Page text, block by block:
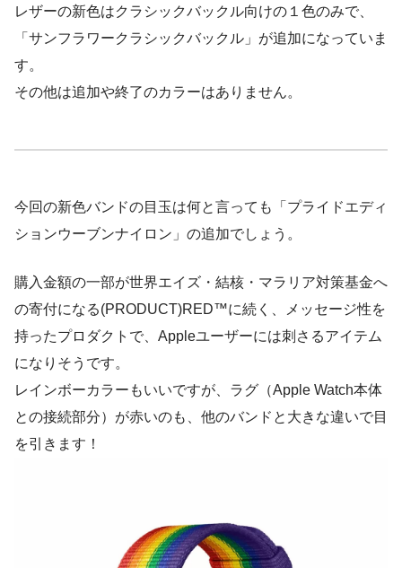
レザーの新色はクラシックバックル向けの１色のみで、
「サンフラワークラシックバックル」 が追加になっていま
す。
その他は追加や終了のカラーはありません。
今回の新色バンドの目玉は何と言っても「プライドエディ
ションウーブンナイロン」の追加でしょう。
購入金額の一部が世界エイズ・結核・マラリア対策基金へ
の寄付になる(PRODUCT)RED™に続く、メッセージ性を
持ったプロダクトで、Appleユーザーには刺さるアイテム
になりそうです。
レインボーカラーもいいですが、ラグ（Apple Watch本体
との接続部分）が赤いのも、他のバンドと大きな違いで目
を引きます！